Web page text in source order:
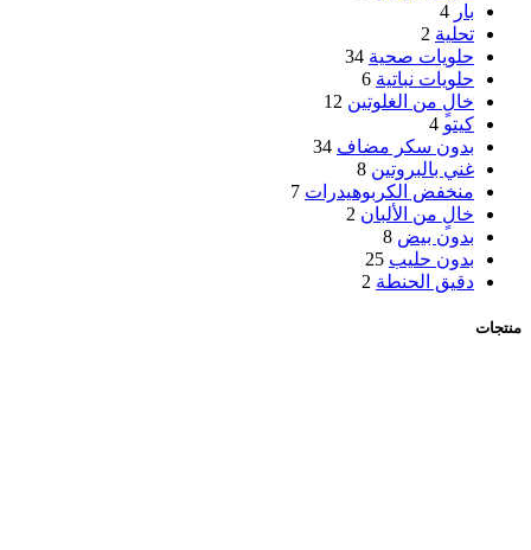
بار 4
تحلية 2
حلويات صحية 34
حلويات نباتية 6
خالٍ من الغلوتين 12
كيتو 4
بدون سكر مضاف 34
غني بالبروتين 8
منخفض الكربوهيدرات 7
خالٍ من الألبان 2
بدون بيض 8
بدون حليب 25
دقيق الحنطة 2
منتجات